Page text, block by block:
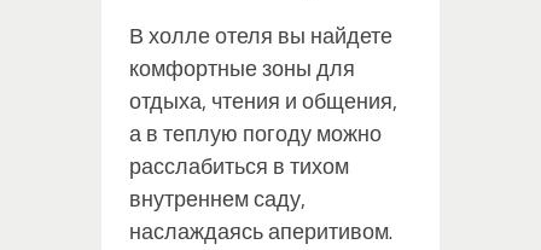
В холле отеля вы найдете
комфортные зоны для
отдыха, чтения и общения,
а в теплую погоду можно
расслабиться в тихом
внутреннем саду,
наслаждаясь аперитивом.